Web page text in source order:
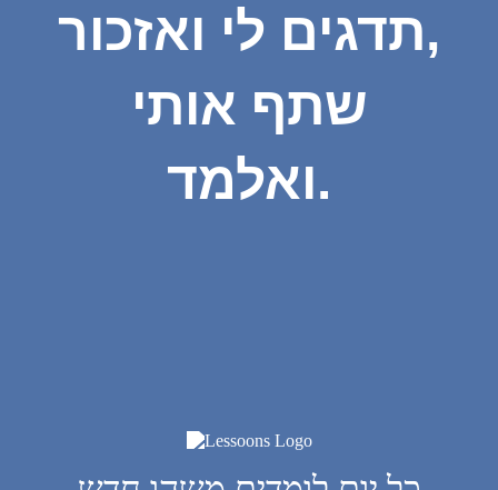
תדגים לי ואזכור,
שתף אותי
ואלמד.